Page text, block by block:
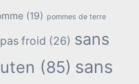
(19) pommes de terre
froid (26) sans
(85) sans